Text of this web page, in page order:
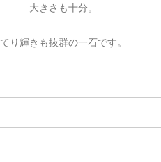
大きさも十分。
てり輝きも抜群の一石です。